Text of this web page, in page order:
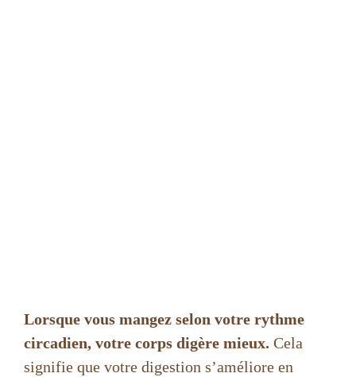
Lorsque vous mangez selon votre rythme
circadien, votre corps digère mieux. Cela
signifie que votre digestion s’améliore en